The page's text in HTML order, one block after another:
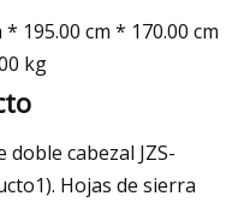
195.00 cm * 170.00 cm
kg
cabezal JZS-
Hojas de sierra